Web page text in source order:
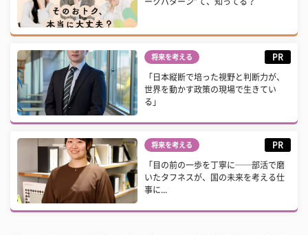
将来を考える PR
「日本縦断で培った視野と判断力が、
世界を動かす政策の現場で生きてい
る」
将来を考える PR
「目の前の一歩を丁寧に──部活で磨
いたタフネスが、国の未来を考える仕
事に...